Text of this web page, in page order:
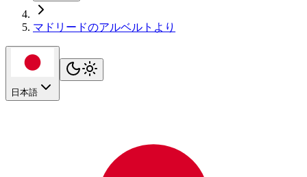
マドリードのアルベルトより
日本語